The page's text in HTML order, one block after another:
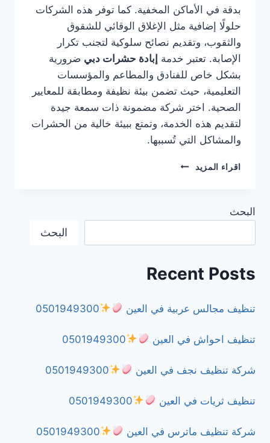
بدقة في الأماكن المخفية. كما توفر هذه الشركات
حلولًا إضافية مثل الإغلاق الوقائي للشقوق
والثقوب، وتقديم نصائح سلوكية لتجنب تكرار
الإصابة. تعتبر خدمة إبادة حشرات دبي ضرورية
بشكل خاص للفنادق والمطاعم والمؤسسات
التعليمية، حيث تضمن بيئة نظيفة ومطابقة للمعايير
الصحية. اختر شركة مضمونة ذات سمعة جيدة
لتقديم هذه الخدمة، وتمتع ببيئة خالية من الحشرات
والمشاكل التي تُسببها.
اقراء المزيد
شركة
البحث
البحث
Recent Posts
تنظيف مجالس عربية في العين 0501949300
تنظيف احواش في العين 0501949300
شركة تنظيف نجف في العين 0501949300
تنظيف ثريات في العين 0501949300
شركة تنظيف ماترس في العين 0501949300